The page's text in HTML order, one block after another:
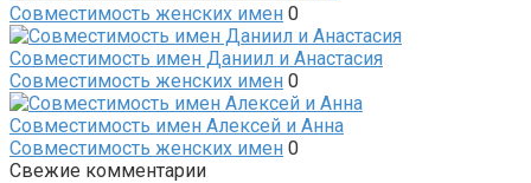
Совместимость женских имен 0
Совместимость имен Даниил и Анастасия
Совместимость женских имен 0
Совместимость имен Алексей и Анна
Совместимость женских имен 0
Свежие комментарии